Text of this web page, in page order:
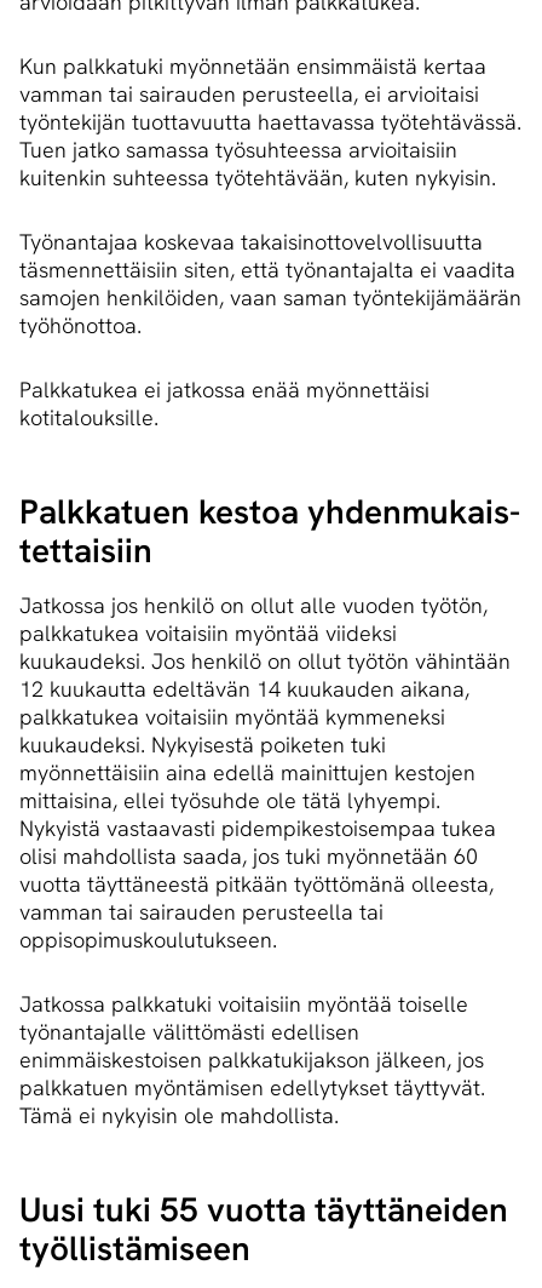
Kun palkkatuki myönnetään ensimmäistä kertaa
vamman tai sairauden perusteella, ei arvioitaisi
työntekijän tuottavuutta haettavassa työtehtävässä.
Tuen jatko samassa työsuhteessa arvioitaisiin
kuitenkin suhteessa työtehtävään, kuten nykyisin.
Työnantajaa koskevaa takaisinottovelvollisuutta
täsmennettäisiin siten, että työnantajalta ei vaadita
samojen henkilöiden, vaan saman työntekijämäärän
työhönottoa.
Palkkatukea ei jatkossa enää myönnettäisi
kotitalouksille.
Palkkatuen kestoa yh­den­mu­kais­
tet­tai­siin
Jatkossa jos henkilö on ollut alle vuoden työtön,
palkkatukea voitaisiin myöntää viideksi
kuukaudeksi. Jos henkilö on ollut työtön vähintään
12 kuukautta edeltävän 14 kuukauden aikana,
palkkatukea voitaisiin myöntää kymmeneksi
kuukaudeksi. Nykyisestä poiketen tuki
myönnettäisiin aina edellä mainittujen kestojen
mittaisina, ellei työsuhde ole tätä lyhyempi.
Nykyistä vastaavasti pidempikestoisempaa tukea
olisi mahdollista saada, jos tuki myönnetään 60
vuotta täyttäneestä pitkään työttömänä olleesta,
vamman tai sairauden perusteella tai
oppisopimuskoulutukseen.
Jatkossa palkkatuki voitaisiin myöntää toiselle
työnantajalle välittömästi edellisen
enimmäiskestoisen palkkatukijakson jälkeen, jos
palkkatuen myöntämisen edellytykset täyttyvät.
Tämä ei nykyisin ole mahdollista.
Uusi tuki 55 vuotta täyttäneiden
työllistämiseen